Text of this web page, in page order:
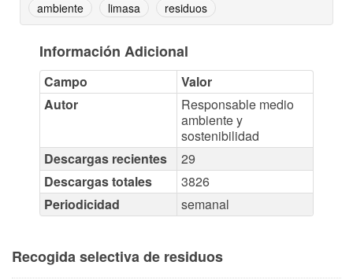
ambiente limasa residuos
Información Adicional
Campo
Valor
Autor
Responsable medio
ambiente y
sostenibilidad
Descargas recientes
29
Descargas totales
3826
Periodicidad
semanal
Recogida selectiva de residuos